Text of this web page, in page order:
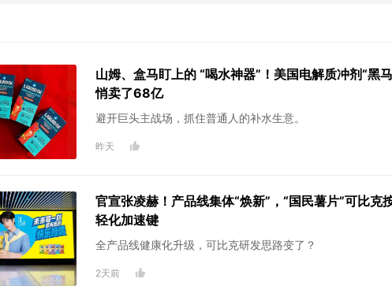
山姆、盒马盯上的 “喝水神器”！美国电解质冲剂“黑
悄卖了68亿
避开巨头主战场，抓住普通人的补水生意。
昨天
官宣张凌赫！产品线集体“焕新”，“国民薯片”可比克
轻化加速键
全产品线健康化升级，可比克研发思路变了？
2天前